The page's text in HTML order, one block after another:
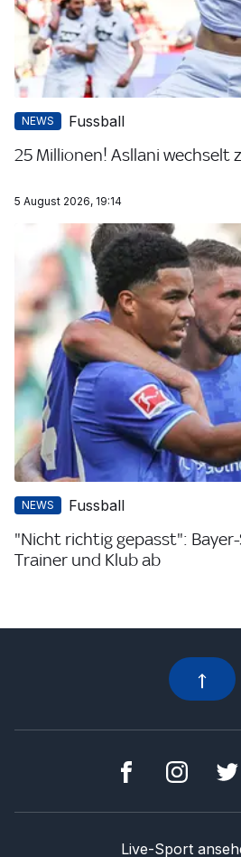
NEWS Fussball
25 Millionen! Asllani wechselt
5 August 2026, 19:14
NEWS Fussball
"Nicht richtig gepasst":
Trainer und Klub ab
Live-Sport